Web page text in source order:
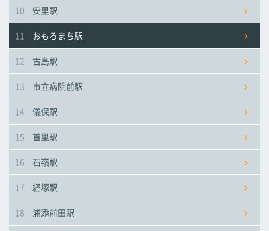
浦添前田駅
浦添前田駅
浦添前田駅
10 安里駅
11 おもろまち駅
12 古島駅
13 市立病院前駅
14 儀保駅
15 首里駅
16 石嶺駅
17 経塚駅
18 浦添前田駅